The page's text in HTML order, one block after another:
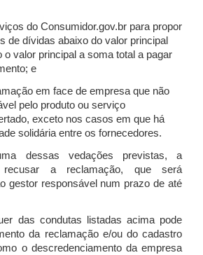
do Consumidor.gov.br para propor
de dívidas abaixo do valor principal
o valor principal a soma total a pagar
e
em face de empresa que não
pelo produto ou serviço
exceto nos casos em que há
solidária entre os fornecedores.
dessas vedações previstas, a
recusar a reclamação, que será
gestor responsável num prazo de até
das condutas listadas acima pode
da reclamação e/ou do cadastro
o descredenciamento da empresa